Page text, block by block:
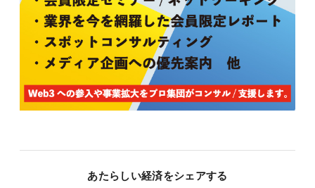
あたらしい経済をシェアする